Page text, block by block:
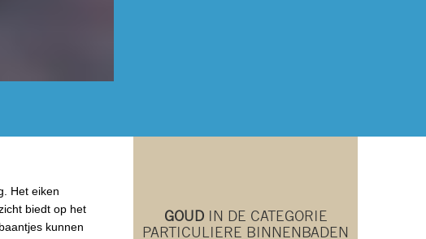
Het eiken
biedt op het
kunnen
GOUDIN DE CATEGORIE
PARTICULIERE BINNENBADEN